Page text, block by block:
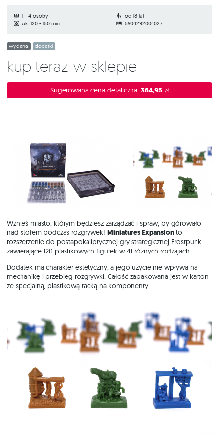
1 - 4 osoby
od 18 lat
ok. 120 - 150 min.
5904292004027
wydana dodatki
Kup teraz w sklepie
Sugerowana cena detaliczna: 364,95 zł
Wznieś miasto, którym będziesz zarządzać i spraw, by górowało
nad stołem podczas rozgrywek! Miniatures Expansion to
rozszerzenie do postapokaliptycznej gry strategicznej Frostpunk
zawierające 120 plastikowych figurek w 41 różnych rodzajach.
Dodatek ma charakter estetyczny, a jego użycie nie wpływa na
mechanikę i przebieg rozgrywki. Całość zapakowana jest w karton
ze specjalną, plastikową tacką na komponenty.